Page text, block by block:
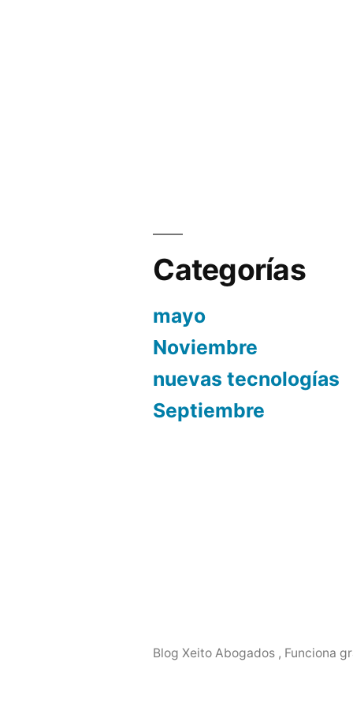
Categorías
mayo
Noviembre
nuevas tecnologías
Septiembre
Blog Xeito Abogados , Funciona